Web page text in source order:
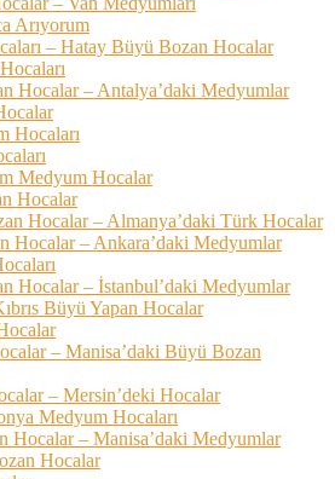
Arıyorum
– Hatay Büyü Bozan Hocalar
Hocalar – Antalya’daki Medyumlar
Hocaları
Medyum Hocalar
Hocalar
Hocalar – Almanya’daki Türk Hocalar
Hocalar – Ankara’daki Medyumlar
Hocalar – İstanbul’daki Medyumlar
Büyü Yapan Hocalar
– Manisa’daki Büyü Bozan
– Mersin’deki Hocalar
Medyum Hocaları
Hocalar – Manisa’daki Medyumlar
Hocalar